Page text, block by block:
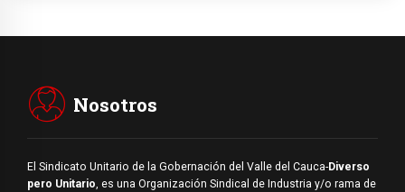
Nosotros
El Sindicato Unitario de la Gobernación del Valle del Cauca-Diverso
pero Unitario, es una Organización Sindical de Industria y/o rama de